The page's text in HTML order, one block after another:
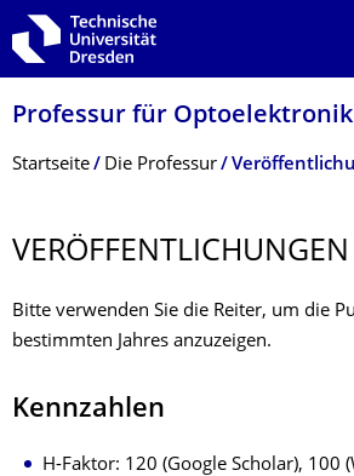
Zur Hauptnavigation springen
Zur Suche springen
Zum Inhalt springen
Professur für Optoelektronik
Breadcrumb-Menü
Startseite Die Professur
VERÖFFENTLI­CHUNGEN
Bitte verwenden Sie die Reiter, um die
bestimmten Jahres anzuzeigen.
Kennzahlen
H-Faktor: 120 (Google Scholar), 100